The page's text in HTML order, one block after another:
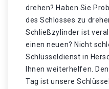
drehen? Haben Sie
des Schlosses zu
Schließzylinder ist
einen neuen? Nicht
Schlüsseldienst in
Ihnen weiterhelfen.
Tag ist unsere